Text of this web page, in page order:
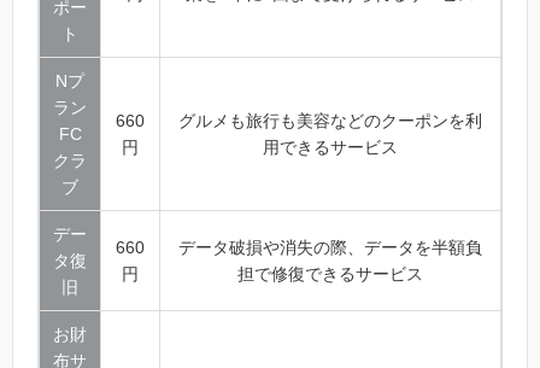
ポー
ト
Nプ
ラン
FC
クラ
ブ
660
円
グルメも旅行も美容などのクーポンを利
用できるサービス
デー
タ復
旧
660
円
データ破損や消失の際、データを半額負
担で修復できるサービス
お財
布サ